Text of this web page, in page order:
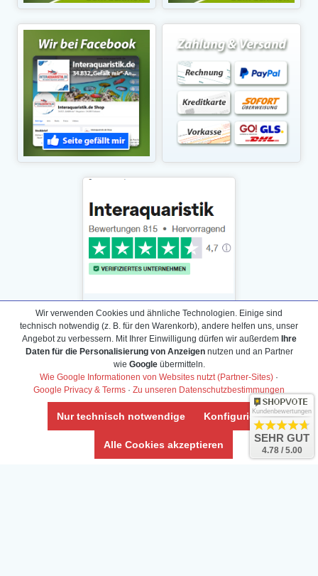
Daten­schutz­erklärung
Widerrufs­recht /Widerrufs­formular
AGB & Info
Impressum
Umwelt und Entsorgung
Vertrag widerrufen
Wir verwenden Cookies und ähnliche Technologien. Einige sind
technisch notwendig (z. B. für den Warenkorb), andere helfen uns, unser
Angebot zu verbessern. Mit Ihrer Einwilligung dürfen wir außerdem Ihre
Daten für die Personalisierung von Anzeigennutzen und an Partner
wie Googleübermitteln.
Wie Google Informationen von Websites nutzt (Partner-Sites) ·
Google Privacy & Terms · Zu unseren Datenschutzbestimmungen
Nur technisch notwendige Konfigurieren
Alle Cookies akzeptieren
Kundenbewertungen
SEHR GUT
4.78 / 5.00